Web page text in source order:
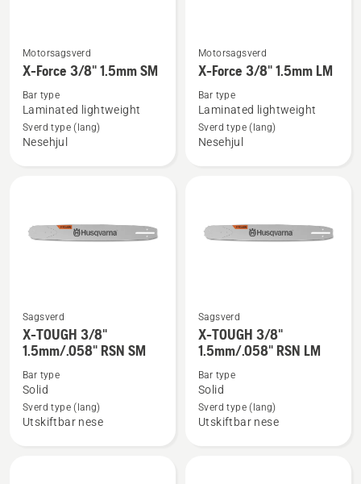
Se
flere
om
Force
Motorsagsverd
X-Force 3/8" 1.5mm SM
Bar type
Laminated lightweight
Sverd type (lang)
Nesehjul
Se
flere
om
Force
Motorsagsverd
X-Force 3/8" 1.5mm LM
Bar type
Laminated lightweight
Sverd type (lang)
Nesehjul
Se
flere
detaljer
om
TOUGH
Sagsverd
X-TOUGH 3/8"
1.5mm/.058" RSN SM
Bar type
Solid
Sverd type (lang)
Utskiftbar nese
Se
flere
detaljer
om
TOUGH
Sagsverd
X-TOUGH 3/8"
1.5mm/.058" RSN LM
Bar type
Solid
Sverd type (lang)
Utskiftbar nese